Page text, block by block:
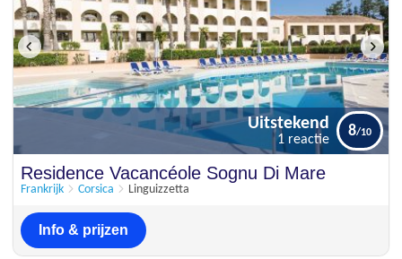
Uitstekend
Residence Vacancéole Sognu Di Mare
Frankrijk Corsica Linguizzetta
Uitstekend
1 reactie
8
Info & prijzen